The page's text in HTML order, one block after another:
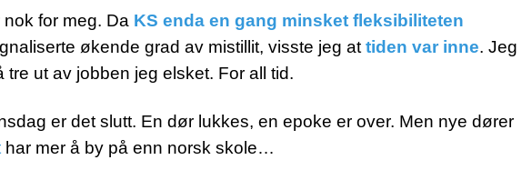
for meg. Da KS enda en gang minsket fleksibiliteten
økende grad av mistillit, visste jeg attiden var inne. Jeg
tre ut av jobben jeg elsket. For all tid.
er det slutt. En dør lukkes, en epoke er over. Men nye dører
har mer å by på enn norsk skole…